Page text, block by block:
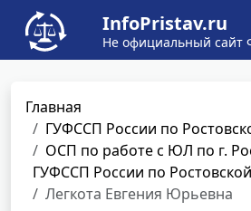
InfoPristav.ru
Не официальный сайт
Главная
ГУФССП России по
ОСП по работе с ЮЛ по г.
ГУФССП России по
Легкота Евгения Юрьевна